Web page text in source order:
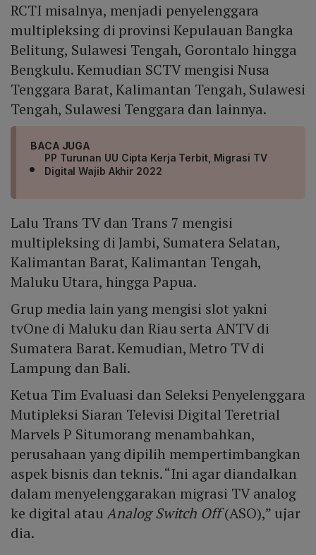
RCTI misalnya, menjadi penyelenggara
multipleksing di provinsi Kepulauan Bangka
Belitung, Sulawesi Tengah, Gorontalo hingga
Bengkulu. Kemudian SCTV mengisi Nusa
Tenggara Barat, Kalimantan Tengah, Sulawesi
Tengah, Sulawesi Tenggara dan lainnya.
BACA JUGA
PP Turunan UU Cipta Kerja Terbit, Migrasi TV
Digital Wajib Akhir 2022
Lalu Trans TV dan Trans 7 mengisi
multipleksing di Jambi, Sumatera Selatan,
Kalimantan Barat, Kalimantan Tengah,
Maluku Utara, hingga Papua.
Grup media lain yang mengisi slot yakni
tvOne di Maluku dan Riau serta ANTV di
Sumatera Barat. Kemudian, Metro TV di
Lampung dan Bali.
Ketua Tim Evaluasi dan Seleksi Penyelenggara
Mutipleksi Siaran Televisi Digital Teretrial
Marvels P Situmorang menambahkan,
perusahaan yang dipilih mempertimbangkan
aspek bisnis dan teknis. “Ini agar diandalkan
dalam menyelenggarakan migrasi TV analog
ke digital atauAnalog Switch Off(ASO),” ujar
dia.